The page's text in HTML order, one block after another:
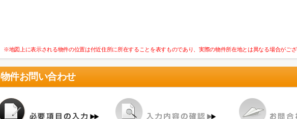
※地図上に表示される物件の位置は付近住所に所在することを表すものであり、実際の物件所在地とは異なる場合がござ
物件お問い合わせ